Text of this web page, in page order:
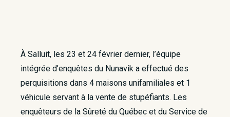
À Salluit, les 23 et 24 février dernier, l’équipe
intégrée d’enquêtes du Nunavik a effectué des
perquisitions dans 4 maisons unifamiliales et 1
véhicule servant à la vente de stupéfiants. Les
enquêteurs de la Sûreté du Québec et du Service de